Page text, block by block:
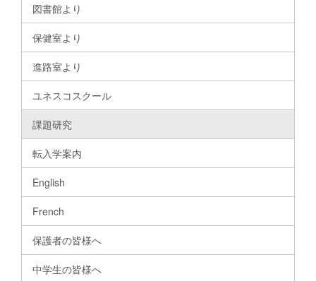
図書館より
保健室より
進路室より
ユネスコスクール
課題研究
転入学案内
English
French
保護者の皆様へ
中学生の皆様へ